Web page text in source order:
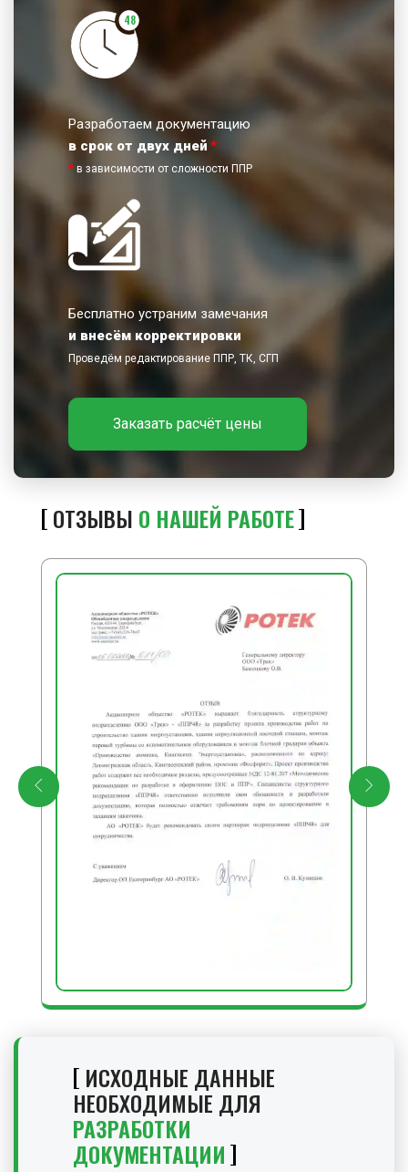
48
Разработаем документацию
в срок от двух дней *
* в зависимости от сложности ППР
Бесплатно устраним замечания
и внесём корректировки
Проведём редактирование ППР, ТК, СГП
Заказать расчёт цены
ОТЗЫВЫ О НАШЕЙ РАБОТЕ
ИСХОДНЫЕ ДАННЫЕ
НЕОБХОДИМЫЕ ДЛЯ
РАЗРАБОТКИ
ДОКУМЕНТАЦИИ